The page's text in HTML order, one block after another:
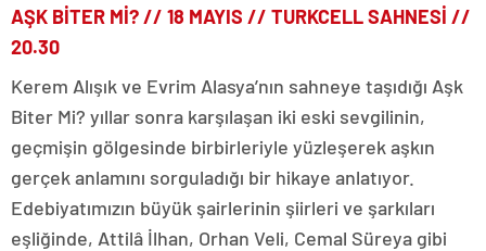
AŞK BİTER Mİ? // 18 MAYIS // TURKCELL SAHNESİ //
20.30
Kerem Alışık ve Evrim Alasya’nın sahneye taşıdığı Aşk
Biter Mi? yıllar sonra karşılaşan iki eski sevgilinin,
geçmişin gölgesinde birbirleriyle yüzleşerek aşkın
gerçek anlamını sorguladığı bir hikaye anlatıyor.
Edebiyatımızın büyük şairlerinin şiirleri ve şarkıları
eşliğinde, Attilâ İlhan, Orhan Veli, Cemal Süreya gibi